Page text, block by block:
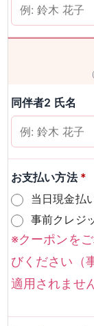
同伴者2 氏名
お支払い方法 *
当日現金払
事前クレジ
※クーポンを
びください（
適用されませ